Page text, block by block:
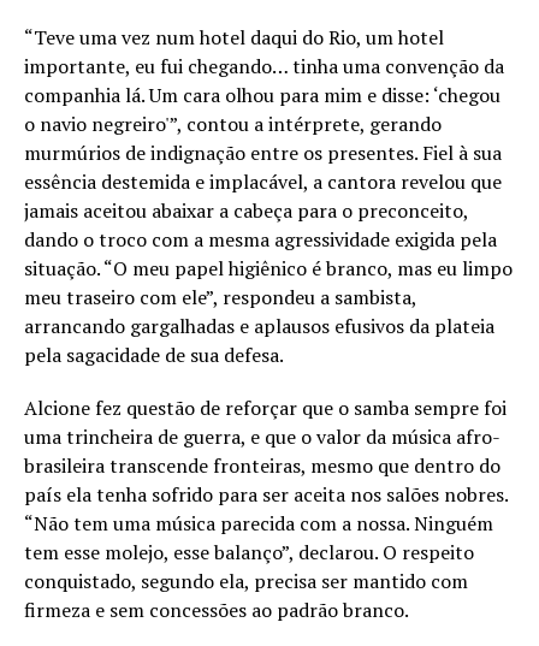
“Teve uma vez num hotel daqui do Rio, um hotel
importante, eu fui chegando… tinha uma convenção da
companhia lá. Um cara olhou para mim e disse: ‘chegou
o navio negreiro'”, contou a intérprete, gerando
murmúrios de indignação entre os presentes. Fiel à sua
essência destemida e implacável, a cantora revelou que
jamais aceitou abaixar a cabeça para o preconceito,
dando o troco com a mesma agressividade exigida pela
situação. “O meu papel higiênico é branco, mas eu limpo
meu traseiro com ele”, respondeu a sambista,
arrancando gargalhadas e aplausos efusivos da plateia
pela sagacidade de sua defesa.
Alcione fez questão de reforçar que o samba sempre foi
uma trincheira de guerra, e que o valor da música afro-
brasileira transcende fronteiras, mesmo que dentro do
país ela tenha sofrido para ser aceita nos salões nobres.
“Não tem uma música parecida com a nossa. Ninguém
tem esse molejo, esse balanço”, declarou. O respeito
conquistado, segundo ela, precisa ser mantido com
firmeza e sem concessões ao padrão branco.